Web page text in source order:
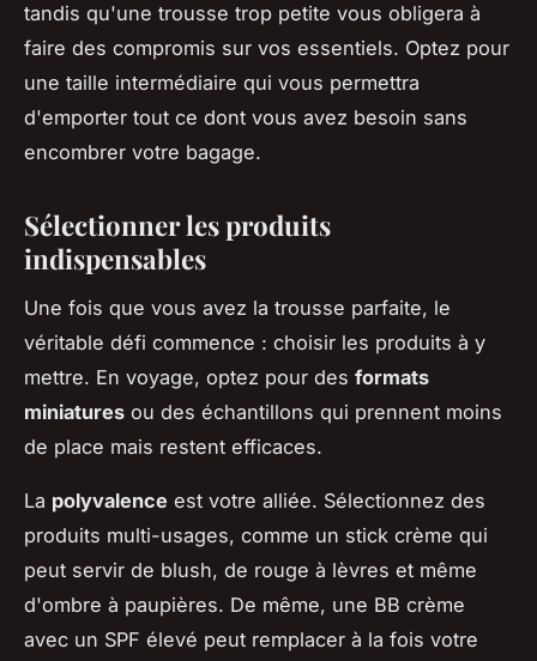
tandis qu'une trousse trop petite vous obligera à
faire des compromis sur vos essentiels. Optez pour
une taille intermédiaire qui vous permettra
d'emporter tout ce dont vous avez besoin sans
encombrer votre bagage.
Sélectionner les produits
indispensables
Une fois que vous avez la trousse parfaite, le
véritable défi commence : choisir les produits à y
mettre. En voyage, optez pour des formats
miniatures ou des échantillons qui prennent moins
de place mais restent efficaces.
La polyvalence est votre alliée. Sélectionnez des
produits multi-usages, comme un stick crème qui
peut servir de blush, de rouge à lèvres et même
d'ombre à paupières. De même, une BB crème
avec un SPF élevé peut remplacer à la fois votre